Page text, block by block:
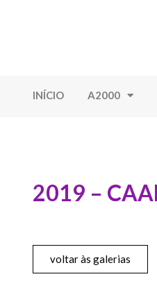
INÍCIO A2000
2019 –
voltar às galerias